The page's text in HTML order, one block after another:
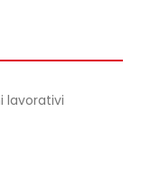
lavorativi